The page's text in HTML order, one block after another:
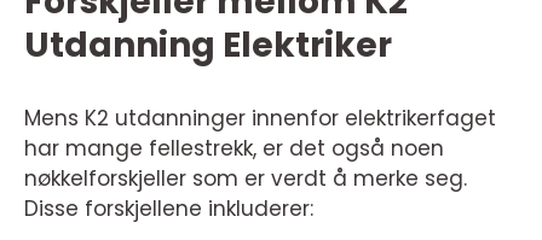
Utdanning Elektriker
Mens K2 utdanninger innenfor elektrikerfaget
har mange fellestrekk, er det også noen
nøkkelforskjeller som er verdt å merke seg.
Disse forskjellene inkluderer: